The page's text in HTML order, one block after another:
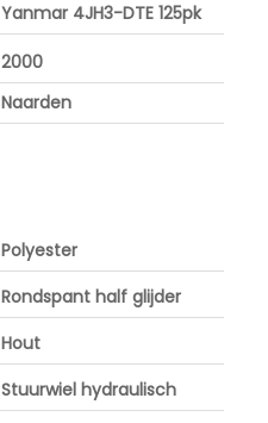
Yanmar 4JH3-DTE 125pk
2000
Naarden
Polyester
Rondspant half glijder
Hout
Stuurwiel hydraulisch